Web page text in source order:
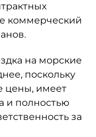
коммерческий
на морские
поскольку
цены, имеет
и полностью
за